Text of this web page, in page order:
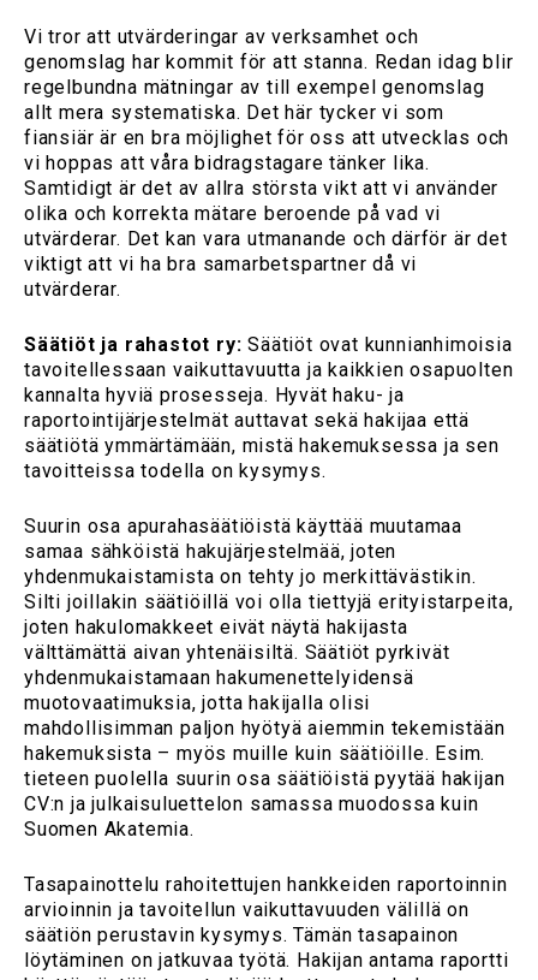
Vi tror att utvärderingar av verksamhet och
genomslag har kommit för att stanna. Redan idag blir
regelbundna mätningar av till exempel genomslag
allt mera systematiska. Det här tycker vi som
fiansiär är en bra möjlighet för oss att utvecklas och
vi hoppas att våra bidragstagare tänker lika.
Samtidigt är det av allra största vikt att vi använder
olika och korrekta mätare beroende på vad vi
utvärderar. Det kan vara utmanande och därför är det
viktigt att vi ha bra samarbetspartner då vi
utvärderar.
Säätiöt ja rahastot ry: Säätiöt ovat kunnianhimoisia
tavoitellessaan vaikuttavuutta ja kaikkien osapuolten
kannalta hyviä prosesseja. Hyvät haku- ja
raportointijärjestelmät auttavat sekä hakijaa että
säätiötä ymmärtämään, mistä hakemuksessa ja sen
tavoitteissa todella on kysymys.
Suurin osa apurahasäätiöistä käyttää muutamaa
samaa sähköistä hakujärjestelmää, joten
yhdenmukaistamista on tehty jo merkittävästikin.
Silti joillakin säätiöillä voi olla tiettyjä erityistarpeita,
joten hakulomakkeet eivät näytä hakijasta
välttämättä aivan yhtenäisiltä. Säätiöt pyrkivät
yhdenmukaistamaan hakumenettelyidensä
muotovaatimuksia, jotta hakijalla olisi
mahdollisimman paljon hyötyä aiemmin tekemistään
hakemuksista – myös muille kuin säätiöille. Esim.
tieteen puolella suurin osa säätiöistä pyytää hakijan
CV:n ja julkaisuluettelon samassa muodossa kuin
Suomen Akatemia.
Tasapainottelu rahoitettujen hankkeiden raportoinnin
arvioinnin ja tavoitellun vaikuttavuuden välillä on
säätiön perustavin kysymys. Tämän tasapainon
löytäminen on jatkuvaa työtä. Hakijan antama raportti